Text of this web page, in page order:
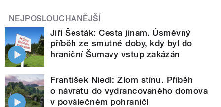
NEJPOSLOUCHANĚJŠÍ
Jiří Šesták: Cesta jinam. Úsměvný
příběh ze smutné doby, kdy byl do
hraniční Šumavy vstup zakázán
František Niedl: Zlom stínu. Příběh
o návratu do vydrancovaného domova
v poválečném pohraničí